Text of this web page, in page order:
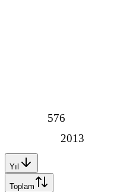
2013
576
Yıl
Toplam